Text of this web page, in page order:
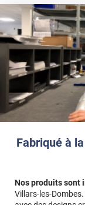
Fabriqué à
Nos produits sont
Villars-les-